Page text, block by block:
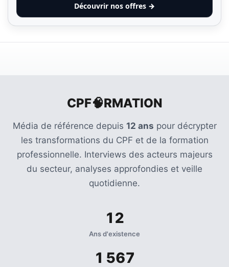
Découvrir nos offres →
CPF🧠RMATION
Média de référence depuis 12 ans pour décrypter
les transformations du CPF et de la formation
professionnelle. Interviews des acteurs majeurs
du secteur, analyses approfondies et veille
quotidienne.
12
Ans d'existence
1 567